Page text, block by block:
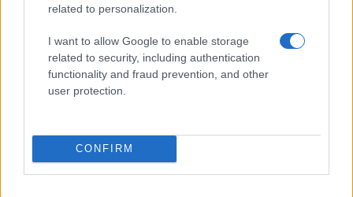
related to personalization.
I want to allow Google to enable storage
related to security, including authentication
functionality and fraud prevention, and other
user protection.
CONFIRM
Domina el arte de evaluar fuentes y mapas,…
INTERNACIONAL